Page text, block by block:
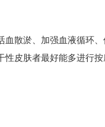
散淤、加强血液循环
皮肤者最好能多进行